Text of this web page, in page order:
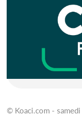
© Koaci.com -